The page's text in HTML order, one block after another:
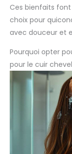
Ces bienfaits
choix pour
avec douceur et
Pourquoi opter
pour le cuir